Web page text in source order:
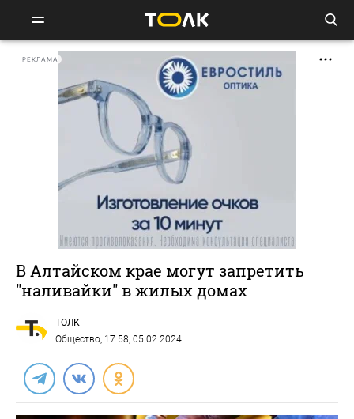
РЕКЛАМА
В Алтайском крае могут запретить
"наливайки" в жилых домах
ТОЛК
Общество, 17:58, 05.02.2024